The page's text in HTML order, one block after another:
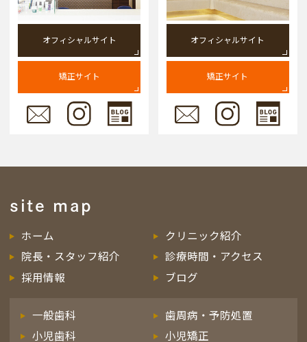
オフィシャルサイト
矯正サイト
オフィシャルサイト
矯正サイト
site map
ホーム
クリニック紹介
院長・スタッフ紹介
診療時間・アクセス
採用情報
ブログ
一般歯科
歯周病・予防処置
小児歯科
小児矯正